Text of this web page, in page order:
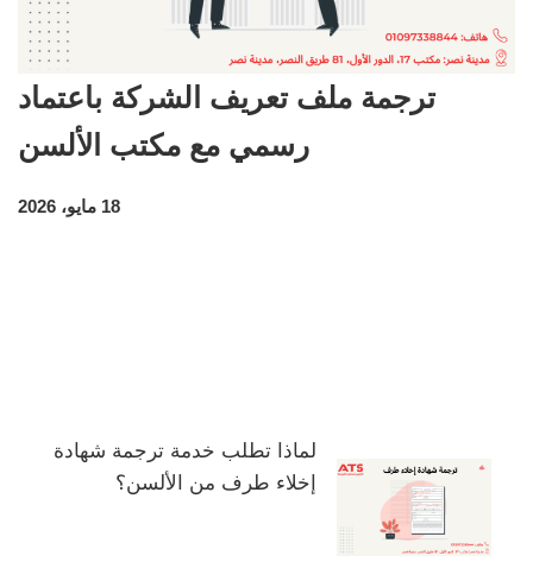
ترجمة ملف تعريف الشركة باعتماد
رسمي مع مكتب الألسن
18 مايو، 2026
لماذا تطلب خدمة ترجمة شهادة
إخلاء طرف من الألسن؟